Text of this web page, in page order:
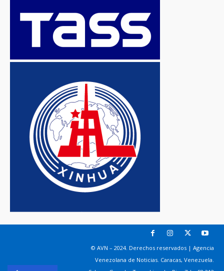
© AVN – 2024. Derechos reservados | Agencia
Venezolana de Noticias. Caracas, Venezuela.